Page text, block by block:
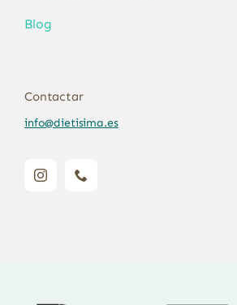
Blog
Contactar
info@dietisima.es